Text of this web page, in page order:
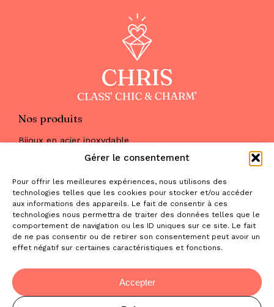
Gérer le consentement
Pour offrir les meilleures expériences, nous utilisons des
technologies telles que les cookies pour stocker et/ou accéder
aux informations des appareils. Le fait de consentir à ces
technologies nous permettra de traiter des données telles que le
comportement de navigation ou les ID uniques sur ce site. Le fait
de ne pas consentir ou de retirer son consentement peut avoir un
effet négatif sur certaines caractéristiques et fonctions.
Accepter
Nos produits
Bijoux en acier inoxydable
Maquillage
Parfums
Nous trouver
& nous contacter
2 place de la Liberté
31470 Saint-Lys
06 52 05 69 65